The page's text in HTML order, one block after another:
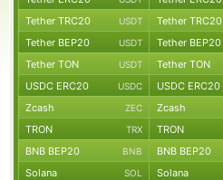
Tether TRC20 USDT Tether TRC20
Tether BEP20 USDT Tether BEP20
Tether TON USDT Tether TON
USDC ERC20 USDC USDC ERC20
Zcash ZEC Zcash
TRON TRX TRON
BNB BEP20 BNB BNB BEP20
Solana SOL Solana